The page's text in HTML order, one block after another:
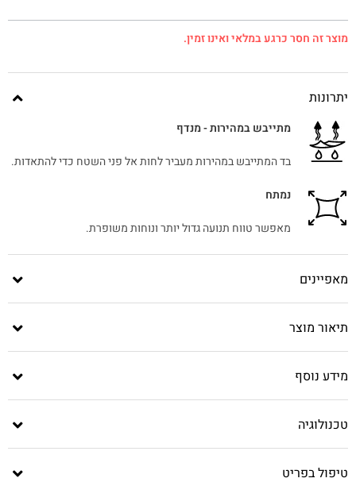
מוצר זה חסר כרגע במלאי ואינו זמין.
יתרונות
מתייבש במהירות - מנדף
בד המתייבש במהירות מעביר לחות אל פני השטח כדי להתאדות.
נמתח
מאפשר טווח תנועה גדול יותר ונוחות משופרת.
מאפיינים
תיאור מוצר
מידע נוסף
טכנולוגיה
טיפול בפריט